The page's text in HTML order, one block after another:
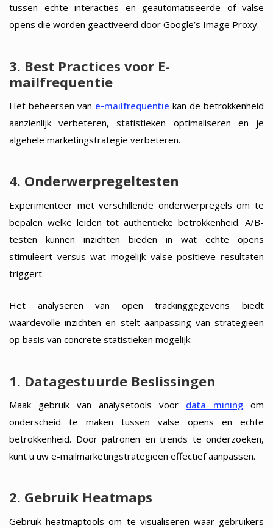
tussen echte interacties en geautomatiseerde of valse
opens die worden geactiveerd door Google’s Image Proxy.
3. Best Practices voor E-
mailfrequentie
Het beheersen van e-mailfrequentie kan de betrokkenheid
aanzienlijk verbeteren, statistieken optimaliseren en je
algehele marketingstrategie verbeteren.
4. Onderwerpregeltesten
Experimenteer met verschillende onderwerpregels om te
bepalen welke leiden tot authentieke betrokkenheid. A/B-
testen kunnen inzichten bieden in wat echte opens
stimuleert versus wat mogelijk valse positieve resultaten
triggert.
Het analyseren van open trackinggegevens biedt
waardevolle inzichten en stelt aanpassing van strategieën
op basis van concrete statistieken mogelijk:
1. Datagestuurde Beslissingen
Maak gebruik van analysetools voor data mining om
onderscheid te maken tussen valse opens en echte
betrokkenheid. Door patronen en trends te onderzoeken,
kunt u uw e-mailmarketingstrategieën effectief aanpassen.
2. Gebruik Heatmaps
Gebruik heatmaptools om te visualiseren waar gebruikers